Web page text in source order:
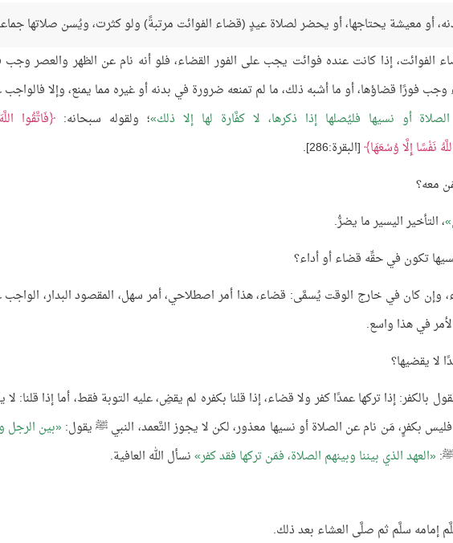
أو معيشة يحتاجها، أو يحضر لصلاة عيدٍ (قضاء الفوائت مرتبةً) ولو كثرت، ويُسن صلاتها
إذا كانت عنده فوائت يجب على الفور القضاء، فلو أنه نام عن الظهر والعصر وجب
فورًا قضاؤها، أو ما أشبه ذلك، ما لم تمنعه ضرورة في بدنه أو غيره مما يمنع، وإلا فالواجب
أو نسيها فليُصلها إذا ذكرها، لا كفَّارة لها إلا ذلك ؛ ولقوله سبحانه:
فَاتَّقُوا
نَفْسًا إِلَّا وُسْعَهَا [البقرة:286].
معه؟
، التأخير اليسير ما يضرُّ.
تكون في حقِّه قضاء أو أداء؟
وإن كان في خارج الوقت يُسمَّى: قضاء، هذا أمر اصطلاحي، أمر سهل، المقصود البدار، الواجب
في هذا واسع.
لا يقضيها؟
إذا تركها عمدًا كفر ولا قضاء، إذا قلنا بكفره لم يقضِ، عليه التوبة فقط، أما إذا قلنا: لا
فليس بكفرٍ، مَن نام عن الصلاة أو نسيها معذور، لكن لا يجوز التَّعمد، النبي ﷺ يقول: بين الرجل
العهد الذي بيننا وبينهم الصلاة، فمَن تركها فقد كفر نسأل الله العافية.
إمامه سلَّم ثم صلَّى العشاء بعد ذلك.